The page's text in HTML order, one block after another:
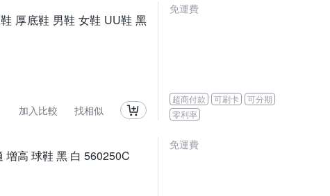
厚底鞋 男鞋 女鞋 UU鞋 黑
加入比較 找相似
免運費
超商付款 可刷卡
可分期
零利率
增高 球鞋 黑 白 560250C
免運費